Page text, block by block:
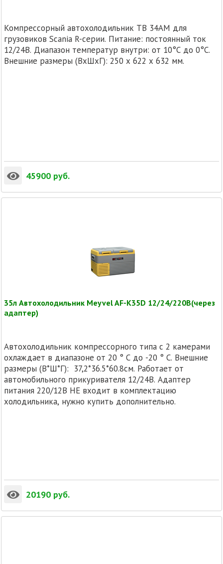
Компрессорный автохолодильник TB 34AM для
грузовиков Scania R-серии. Питание: постоянный ток
12/24В. Диапазон температур внутри: от 10°C до 0°C.
Внешние размеры (ВхШхГ): 250 х 622 х 632 мм.
45900 руб.
35л Автохолодильник Meyvel AF-K35D 12/24/220В(через
адаптер)
Автохолодильник компрессорного типа с 2 камерами
охлаждает в диапазоне от 20 ° C до -20 ° C. Внешние
размеры (В*Ш*Г): 37,2*36.5*60.8см. Работает от
автомобильного прикуривателя 12/24В. Адаптер
питания 220/12В НЕ входит в комплектацию
холодильника, нужно купить дополнительно.
20190 руб.